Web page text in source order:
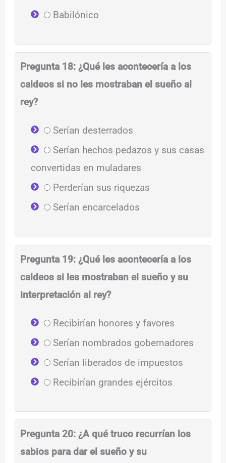
Babilónico
Pregunta 18: ¿Qué les acontecería a los
caldeos si no les mostraban el sueño al
rey?
Serían desterrados
Serían hechos pedazos y sus casas
convertidas en muladares
Perderían sus riquezas
Serían encarcelados
Pregunta 19: ¿Qué les acontecería a los
caldeos si les mostraban el sueño y su
interpretación al rey?
Recibirían honores y favores
Serían nombrados gobernadores
Serían liberados de impuestos
Recibirían grandes ejércitos
Pregunta 20: ¿A qué truco recurrían los
sabios para dar el sueño y su